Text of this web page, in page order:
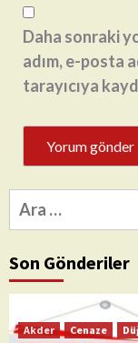
Daha sonraki
adım, e-posta
tarayıcıya
Arama:
Son Gönderiler
Akder Cenaze